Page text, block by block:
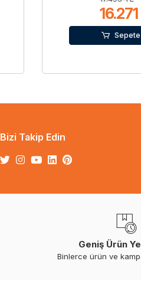
Sepete
Bizi Takip Edin
Geniş Ürün
Binlerce ürün ve